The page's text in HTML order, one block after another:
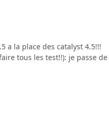
a la place des catalyst 4.5!!!
tous les test!!): je passe